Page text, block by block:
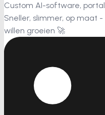
Custom AI-software,
Sneller, slimmer, op maat
willen groeien 🚀